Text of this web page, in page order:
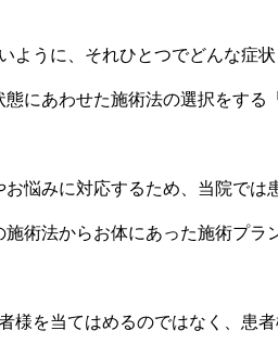
ように、それひとつでどんな症
にあわせた施術法の選択をする
悩みに対応するため、当院では
施術法からお体にあった施術プラ
様を当てはめるのではなく、患者